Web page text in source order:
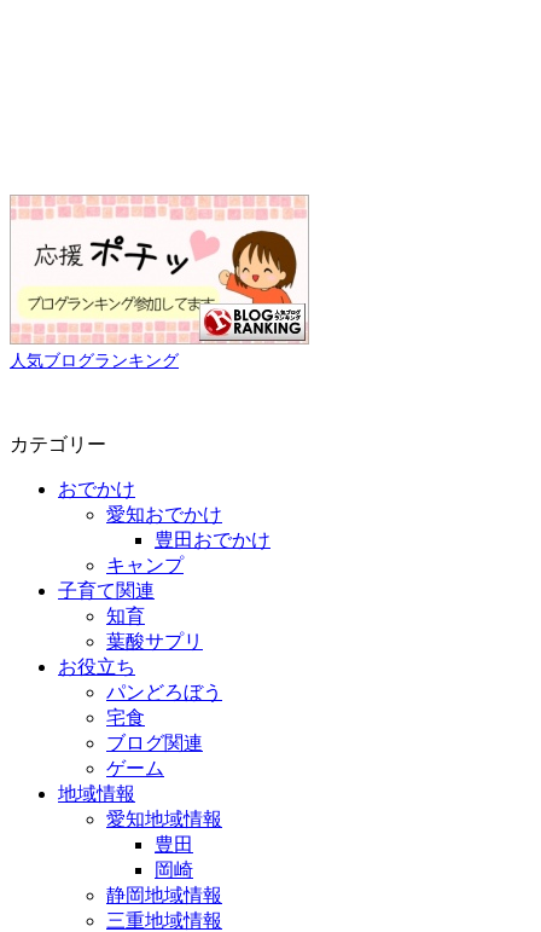
人気ブログランキング
カテゴリー
おでかけ
愛知おでかけ
豊田おでかけ
キャンプ
子育て関連
知育
葉酸サプリ
お役立ち
パンどろぼう
宅食
ブログ関連
ゲーム
地域情報
愛知地域情報
豊田
岡崎
静岡地域情報
三重地域情報